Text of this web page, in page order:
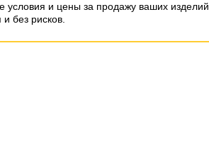
и цены за продажу ваших изделий.
без рисков.